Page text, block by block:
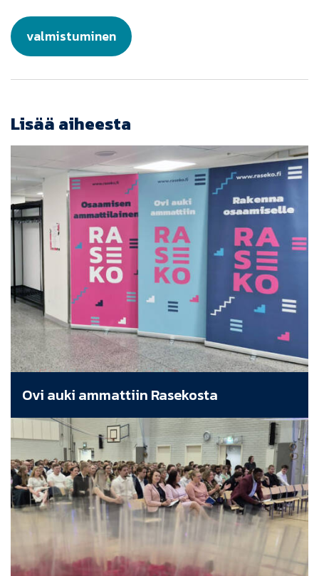
valmistuminen
Lisää aiheesta
Ovi auki ammattiin Rasekosta